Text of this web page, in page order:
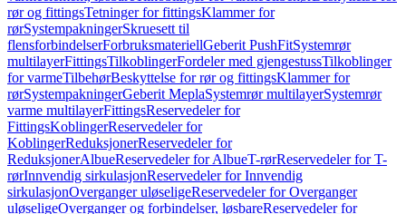
rør og fittingsTetninger for fittingsKlammer for
rørSystempakningerSkruesett til
flensforbindelserForbruksmateriellGeberit PushFitSystemrør
multilayerFittingsTilkoblingerFordeler med gjengestussTilkoblinger
for varmeTilbehørBeskyttelse for rør og fittingsKlammer for
rørSystempakningerGeberit MeplaSystemrør multilayerSystemrør
varme multilayerFittingsReservedeler for
FittingsKoblingerReservedeler for
KoblingerReduksjonerReservedeler for
ReduksjonerAlbueReservedeler for AlbueT-rørReservedeler for T-
rørInnvendig sirkulasjonReservedeler for Innvendig
sirkulasjonOverganger uløseligeReservedeler for Overganger
uløseligeOverganger og forbindelser, løsbareReservedeler for